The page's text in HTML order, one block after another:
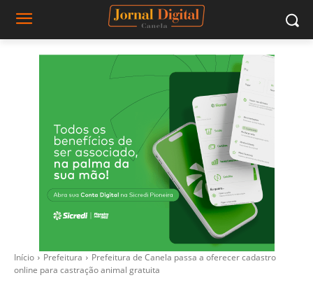
Início Prefeitura
Prefeitura de Canela passa a oferecer cadastro
online para castração animal gratuita